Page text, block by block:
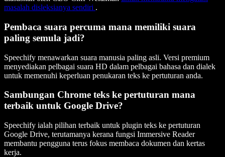
masalah disleksianya sendiri .
Pembaca suara percuma mana memiliki suara
paling semula jadi?
Speechify menawarkan suara manusia paling asli. Versi premium
menyediakan pelbagai suara HD dalam pelbagai bahasa dan dialek
untuk memenuhi keperluan penukaran teks ke pertuturan anda.
Sambungan Chrome teks ke pertuturan mana
terbaik untuk Google Drive?
Speechify ialah pilihan terbaik untuk plugin teks ke pertuturan
Google Drive, terutamanya kerana fungsi Immersive Reader
membantu pengguna terus fokus membaca dokumen dan kertas
kerja.